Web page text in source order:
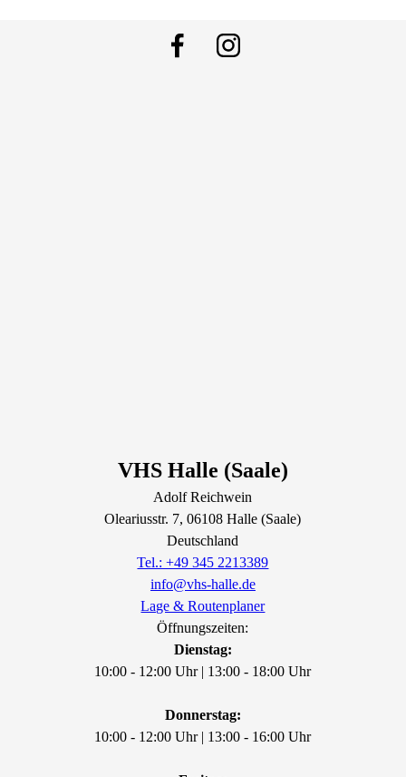
VHS Halle (Saale)
Adolf Reichwein
Oleariusstr. 7, 06108Halle (Saale)
Deutschland
Tel.: +49 345 2213389
info@vhs-halle.de
Lage & Routenplaner
Öffnungszeiten:
Dienstag:
10:00 - 12:00 Uhr | 13:00 - 18:00 Uhr
Donnerstag:
10:00 - 12:00 Uhr | 13:00 - 16:00 Uhr